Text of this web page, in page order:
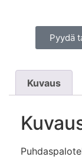
Pyydä
Kuvaus